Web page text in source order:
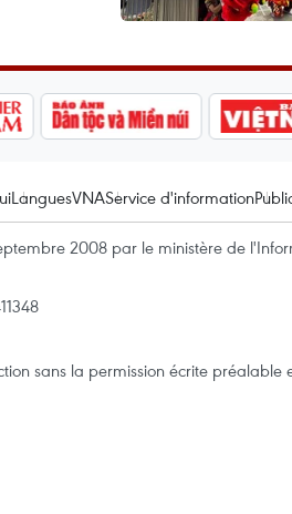
LanguesVNAService d'information
2008 par le ministère de
sans la permission écrite préalable